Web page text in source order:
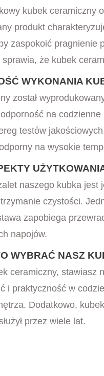
kubek ceramiczny
produkt
zaspokoić
sprawia, że kubek
WYKONANIA
został
na
testów
na wysokie
naszego kubka
czystości.
zapobiega
napojów.
WYBRAĆ NASZ
ceramiczny, stawiasz
i praktyczność w
Dodatkowo,
przez wiele lat.